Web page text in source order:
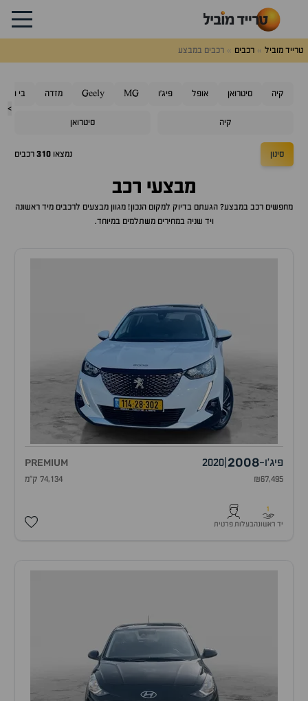
טרייד מוביל רכבים רכבים במבצע
>
קיה סיטרואן אופל פיג'ו MG
Geely מזדה בי ווי די
קיה סיטרואן
סינון נמצאו 310 רכבים
מבצעי רכב
מחפשים רכב במבצע? הגעתם בדיוק למקום הנכון! מגוון מבצעים לרכבים מיד ראשונה
ויד שניה במחירים משתלמים במיוחד.
פיג'ו-
2008
2020
PREMIUM
₪67,495 74,134 ק"מ
1
יד ראשונהבעלות פרטית